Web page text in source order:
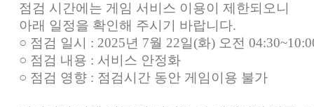
점검 시간에는 게임 서비스 이용이 제한되오니
아래 일정을 확인해 주시기 바랍니다.
○ 점검 일시 : 2025년 7월 22일(화) 오전
○ 점검 내용 : 서비스 안정화
○ 점검 영향 : 점검시간 동안 게임이용 불가